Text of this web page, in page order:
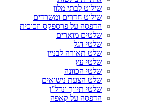
שילוט לבתי מלון
שילוט חדרים ומשרדים
הדפסה על פרספקס וזכוכית
שלטים מוארים
שלטי דגל
שלט תאורה לבניין
שלטי עץ
שלטי הכוונה
שלט הצעת נישואים
שלטי תיווך ונדל”ן
הדפסה על קאפה